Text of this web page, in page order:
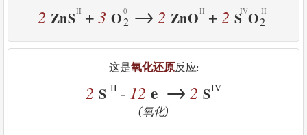
2 ZnS +3 O2 → 2 ZnO + 2 S O2
这是氧化还原反应:
2 S-II - 12 e- → 2 SIV
(氧化)